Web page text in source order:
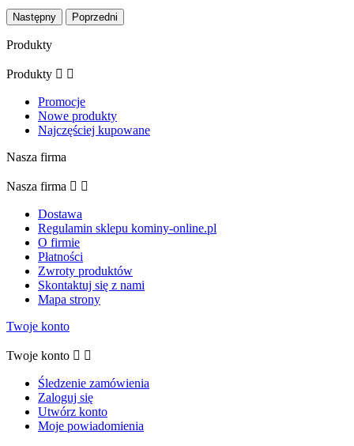
Następny Poprzedni
Produkty
Produkty  
Promocje
Nowe produkty
Najczęściej kupowane
Nasza firma
Nasza firma  
Dostawa
Regulamin sklepu kominy-online.pl
O firmie
Płatności
Zwroty produktów
Skontaktuj się z nami
Mapa strony
Twoje konto
Twoje konto  
Śledzenie zamówienia
Zaloguj się
Utwórz konto
Moje powiadomienia